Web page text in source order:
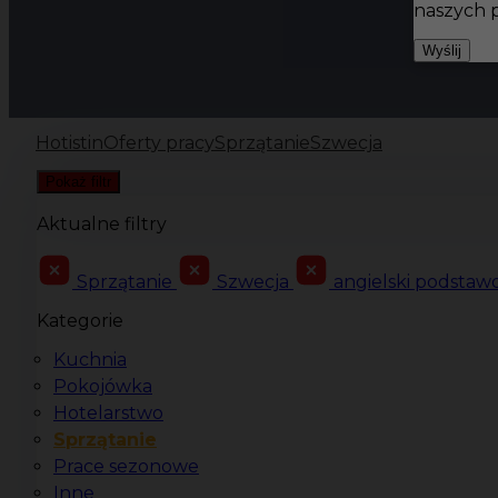
HotistinOferty pracySprzątanieSzwecja
Pokaż filtr
Aktualne filtry
Sprzątanie Szwecja
angielski
Kategorie
Kuchnia
Pokojówka
Hotelarstwo
Sprzątanie
Prace sezonowe
Inne
naszych
Wyślij